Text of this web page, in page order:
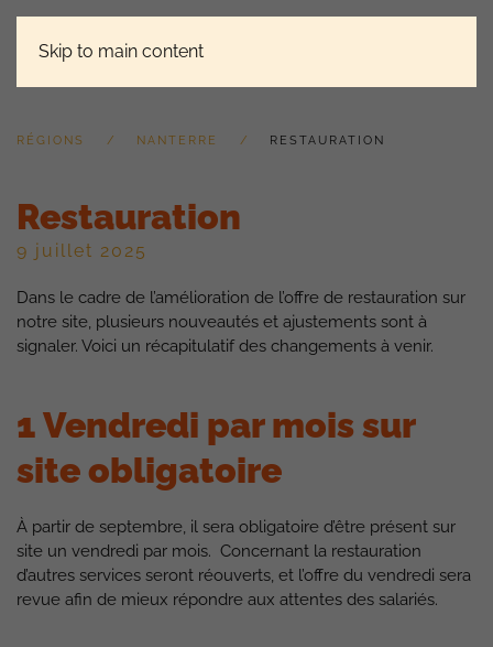
Skip to main content
RÉGIONS NANTERRE RESTAURATION
Restauration
9 juillet 2025
Dans le cadre de l’amélioration de l’offre de restauration sur
notre site, plusieurs nouveautés et ajustements sont à
signaler. Voici un récapitulatif des changements à venir.
1 Vendredi par mois sur
site obligatoire
À partir de septembre, il sera obligatoire d’être présent sur
site un vendredi par mois. Concernant la restauration
d’autres services seront réouverts, et l’offre du vendredi sera
revue afin de mieux répondre aux attentes des salariés.